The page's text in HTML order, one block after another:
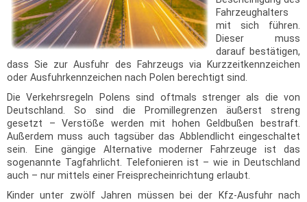
Fahrzeughalters
mit sich führen.
Dieser muss
darauf bestätigen,
dass Sie zur Ausfuhr des Fahrzeugs via Kurzzeitkennzeichen
oder Ausfuhrkennzeichen nach Polen berechtigt sind.
Die Verkehrsregeln Polens sind oftmals strenger als die von
Deutschland. So sind die Promillegrenzen äußerst streng
gesetzt – Verstöße werden mit hohen Geldbußen bestraft.
Außerdem muss auch tagsüber das Abblendlicht eingeschaltet
sein. Eine gängige Alternative moderner Fahrzeuge ist das
sogenannte Tagfahrlicht. Telefonieren ist – wie in Deutschland
auch – nur mittels einer Freisprecheinrichtung erlaubt.
Kinder unter zwölf Jahren müssen bei der Kfz-Ausfuhr nach